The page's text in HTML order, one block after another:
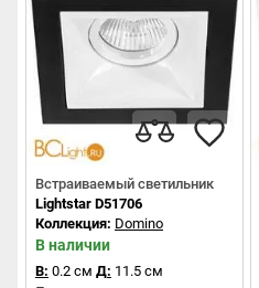
Встраиваемый светильник
Lightstar D51706
Коллекция: Domino
В наличии
В: 0.2 см Д: 11.5 см